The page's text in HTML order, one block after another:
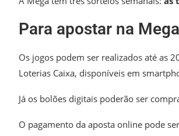
Para apostar na
Os jogos podem ser realizados até as
Loterias Caixa, disponíveis em
Já os bolões digitais poderão ser
O pagamento da aposta online pode